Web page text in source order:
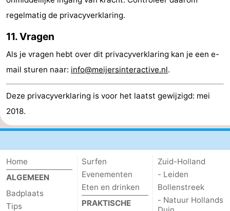
regelmatig de privacyverklaring.
11. Vragen
Als je vragen hebt over dit privacyverklaring kan je een e-
mail sturen naar: info@meijersinteractive.nl.
Deze privacyverklaring is voor het laatst gewijzigd: mei
2018.
Home
ALGEMEEN
Badplaats
Tips
Surfen
Evenementen
Eten en drinken
PRAKTISCHE
Zuid-Holland
- Leiden
Bollenstreek
- Natuur Hollands